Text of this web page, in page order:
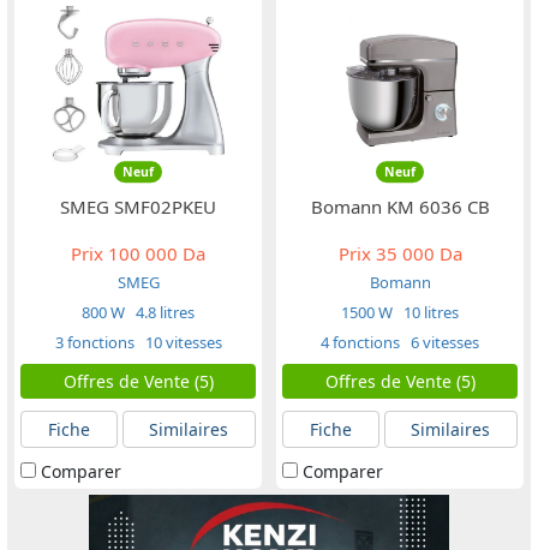
Neuf
SMEG SMF02PKEU
Prix 100 000 Da
SMEG
800 W 4.8 litres
3 fonctions 10 vitesses
Offres de Vente (5)
Fiche
Similaires
Comparer
Neuf
Bomann KM 6036 CB
Prix35 000 Da
Bomann
1500 W 10 litres
4 fonctions 6 vitesses
Offres de Vente (5)
Fiche
Similaires
Comparer